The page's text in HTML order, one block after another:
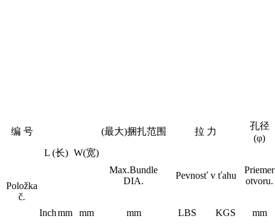
编 号
L (长) W(宽)
(最大)捆扎范围 拉 力
孔径
(φ)
Položka
č.
Max.Bundle
DIA.
Pevnosť v ťahu
Priemer
otvoru.
Inchmm mm mm LBS KGS mm